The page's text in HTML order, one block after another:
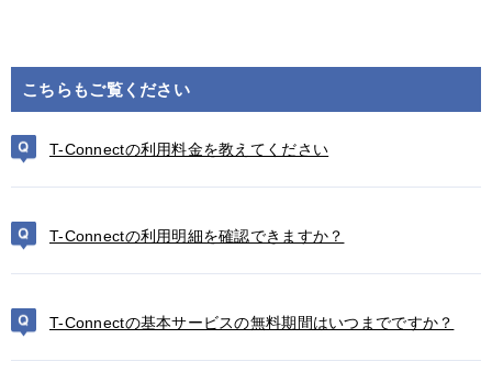
こちらもご覧ください
T-Connectの利用料金を教えてください
T-Connectの利用明細を確認できますか？
T-Connectの基本サービスの無料期間はいつまでですか？